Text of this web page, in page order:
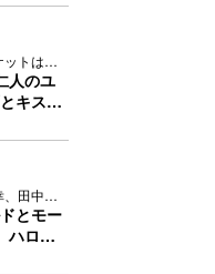
トは
人のユ
キス」
に舞い
田中要
とモー
ハロル
昇